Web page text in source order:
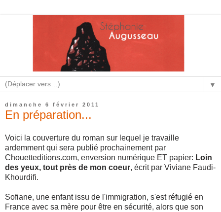
▼
dimanche 6 février 2011
En préparation...
Voici la couverture du roman sur lequel je travaille
ardemment qui sera publié prochainement par
Chouetteditions.com, enversion numérique ET papier: Loin
des yeux, tout près de mon coeur, écrit par Viviane Faudi-
Khourdifi.
Sofiane, une enfant issu de l'immigration, s'est réfugié en
France avec sa mère pour être en sécurité, alors que son